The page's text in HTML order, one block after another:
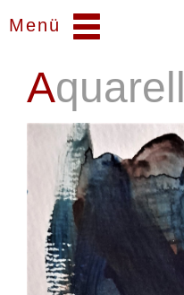
Menü
Aquarell